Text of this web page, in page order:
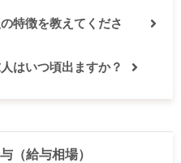
特徴を教えてくださ
はいつ頃出ますか？
（給与相場）